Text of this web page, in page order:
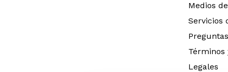
Medios
Servicios
Términos
Legales